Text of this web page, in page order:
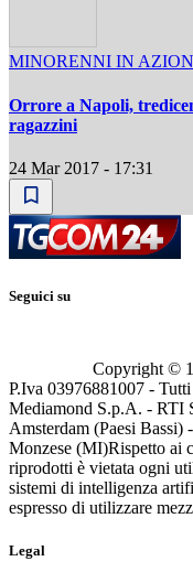
MINORENNI IN
Orrore a Napoli,
ragazzini
24 Mar 2017 - 17:31
Seguici su
Copyright ©
P.Iva 03976881007 -
Mediamond S.p.A. - RTI
Amsterdam (Paesi
Monzese (MI)Rispetto ai
riprodotti è vietata ogni
sistemi di intelligenza
espresso di utilizzare
Legal